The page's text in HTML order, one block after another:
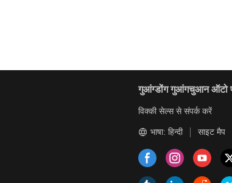
गुआंग्डोंग गुआंगचुआन ऑटो
विक्की सेल्स से संपर्क करें
भाषा: हिन्दी साइट मैप